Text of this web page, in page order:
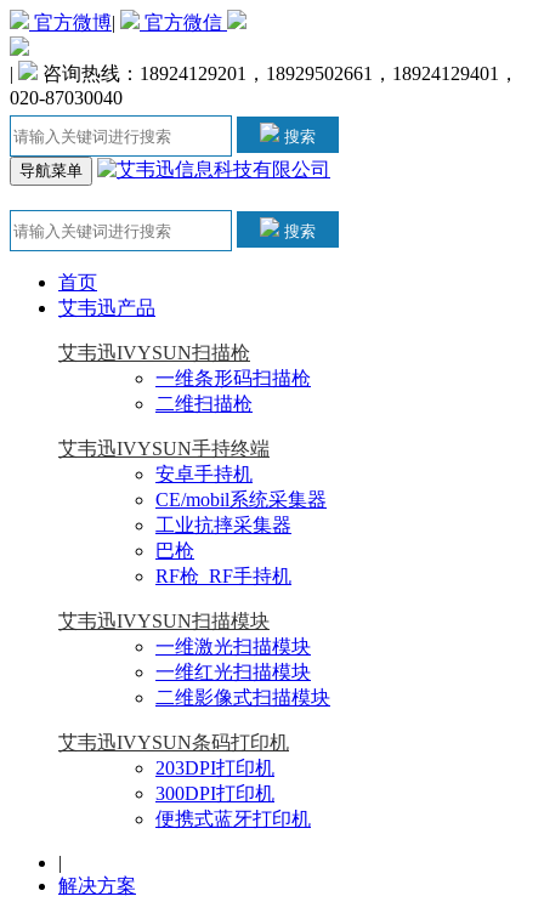
官方微博| 官方微信
|
咨询热线：18924129201，18929502661，18924129401，
020-87030040
搜索
导航菜单
搜索
首页
艾韦迅产品
艾韦迅IVYSUN扫描枪
一维条形码扫描枪
二维扫描枪
艾韦迅IVYSUN手持终端
安卓手持机
CE/mobil系统采集器
工业抗摔采集器
巴枪
RF枪_RF手持机
艾韦迅IVYSUN扫描模块
一维激光扫描模块
一维红光扫描模块
二维影像式扫描模块
艾韦迅IVYSUN条码打印机
203DPI打印机
300DPI打印机
便携式蓝牙打印机
|
解决方案